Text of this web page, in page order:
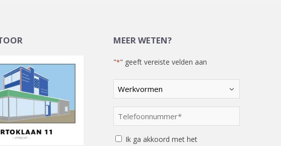
MEER WETEN?
"*" geeft vereiste velden aan
Kies
een
optie
*
Telefoonnummer
*
Instemming
Ik ga akkoord met het